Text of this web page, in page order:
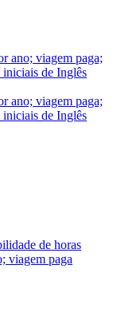
ano; viagem paga;
iniciais de Inglês
ano; viagem paga;
iniciais de Inglês
de horas
viagem paga